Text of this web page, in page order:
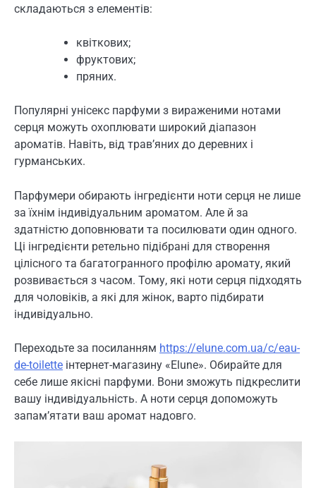
складаються з елементів:
квіткових;
фруктових;
пряних.
Популярні унісекс парфуми з вираженими нотами
серця можуть охоплювати широкий діапазон
ароматів. Навіть, від трав’яних до деревних і
гурманських.
Парфумери обирають інгредієнти ноти серця не лише
за їхнім індивідуальним ароматом. Але й за
здатністю доповнювати та посилювати один одного.
Ці інгредієнти ретельно підібрані для створення
цілісного та багатогранного профілю аромату, який
розвивається з часом. Тому, які ноти серця підходять
для чоловіків, а які для жінок, варто підбирати
індивідуально.
Переходьте за посиланням https://elune.com.ua/c/eau-
de-toilette інтернет-магазину «Elune». Обирайте для
себе лише якісні парфуми. Вони зможуть підкреслити
вашу індивідуальність. А ноти серця допоможуть
запам’ятати ваш аромат надовго.